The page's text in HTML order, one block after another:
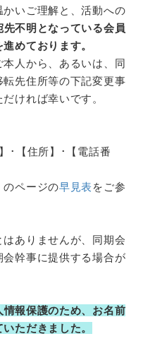
いご理解と、活動への
先不明となっている会員
めております。
人から、あるいは、同
先住所等の下記変更事
ければ幸いです。
･【住所】･【電話番
ページの早見表をご参
ありませんが、同期会
幹事に提供する場合が
報保護のため、お名前
ただきました。